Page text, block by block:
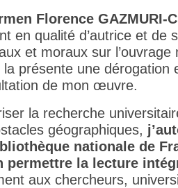
Florence GAZMURI-
en qualité d’autrice et de
et moraux sur l’ouvrage
présente une dérogation
de mon œuvre.
la recherche
géographiques,
nationale de
permettre la lecture
aux chercheurs,